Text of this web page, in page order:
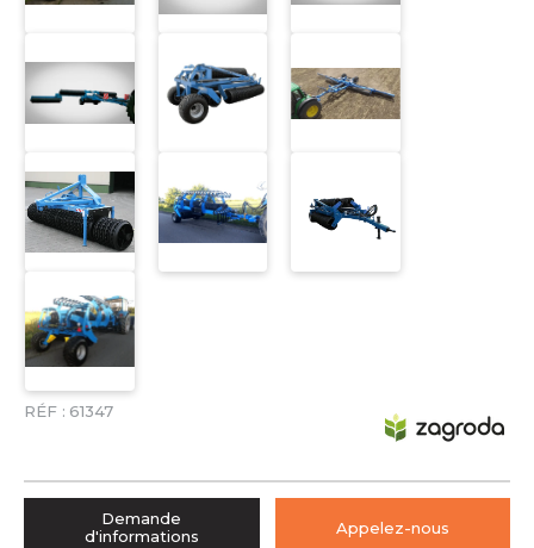
RÉF : 61347
Demande
d'informations
Appelez-nous